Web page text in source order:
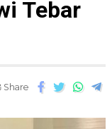
Tebar
Share